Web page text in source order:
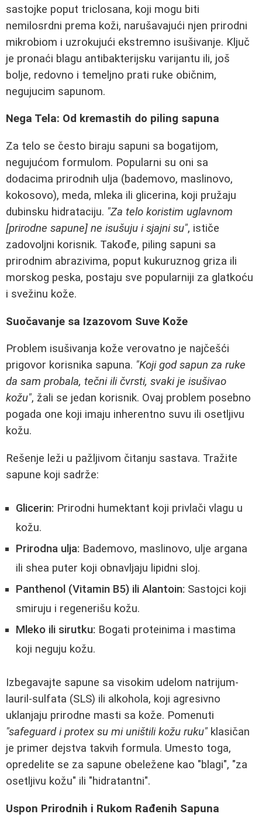
sastojke poput triclosana, koji mogu biti
nemilosrdni prema koži, narušavajući njen prirodni
mikrobiom i uzrokujući ekstremno isušivanje. Ključ
je pronaći blagu antibakterijsku varijantu ili, još
bolje, redovno i temeljno prati ruke običnim,
negujucim sapunom.
Nega Tela: Od kremastih do piling sapuna
Za telo se često biraju sapuni sa bogatijom,
negujućom formulom. Popularni su oni sa
dodacima prirodnih ulja (bademovo, maslinovo,
kokosovo), meda, mleka ili glicerina, koji pružaju
dubinsku hidrataciju. "Za telo koristim uglavnom
[prirodne sapune] ne isušuju i sjajni su", ističe
zadovoljni korisnik. Takođe, piling sapuni sa
prirodnim abrazivima, poput kukuruznog griza ili
morskog peska, postaju sve popularniji za glatkoću
i svežinu kože.
Suočavanje sa Izazovom Suve Kože
Problem isušivanja kože verovatno je najčešći
prigovor korisnika sapuna. "Koji god sapun za ruke
da sam probala, tečni ili čvrsti, svaki je isušivao
kožu", žali se jedan korisnik. Ovaj problem posebno
pogada one koji imaju inherentno suvu ili osetljivu
kožu.
Rešenje leži u pažljivom čitanju sastava. Tražite
sapune koji sadrže:
Glicerin: Prirodni humektant koji privlači vlagu u
kožu.
Prirodna ulja: Bademovo, maslinovo, ulje argana
ili shea puter koji obnavljaju lipidni sloj.
Panthenol (Vitamin B5) ili Alantoin: Sastojci koji
smiruju i regenerišu kožu.
Mleko ili sirutku: Bogati proteinima i mastima
koji neguju kožu.
Izbegavajte sapune sa visokim udelom natrijum-
lauril-sulfata (SLS) ili alkohola, koji agresivno
uklanjaju prirodne masti sa kože. Pomenuti
"safeguard i protex su mi uništili kožu ruku" klasičan
je primer dejstva takvih formula. Umesto toga,
opredelite se za sapune obeležene kao "blagi", "za
osetljivu kožu" ili "hidratantni".
Uspon Prirodnih i Rukom Rađenih Sapuna